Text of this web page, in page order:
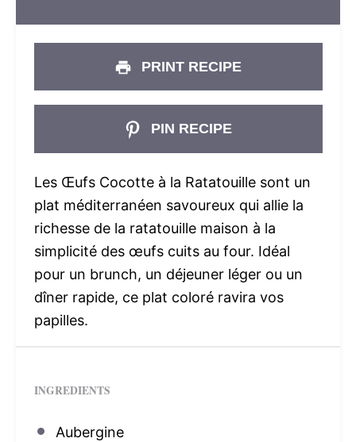
PRINT RECIPE
PIN RECIPE
Les Œufs Cocotte à la Ratatouille sont un
plat méditerranéen savoureux qui allie la
richesse de la ratatouille maison à la
simplicité des œufs cuits au four. Idéal
pour un brunch, un déjeuner léger ou un
dîner rapide, ce plat coloré ravira vos
papilles.
INGREDIENTS
Aubergine